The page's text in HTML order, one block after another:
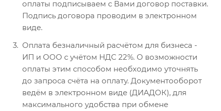
оплаты подписываем с Вами договор поставки.
Подпись договора проводим в электронном
виде.
Оплата безналичный расчётом для бизнеса -
ИП и ООО с учётом НДС 22%. О возможности
оплаты этим способом необходимо уточнять
до запроса счёта на оплату. Документооборот
ведём в электронном виде (ДИАДОК), для
максимального удобства при обмене